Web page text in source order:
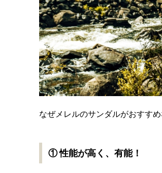
なぜメレルのサンダルがおすす
① 性能が高く、有能！